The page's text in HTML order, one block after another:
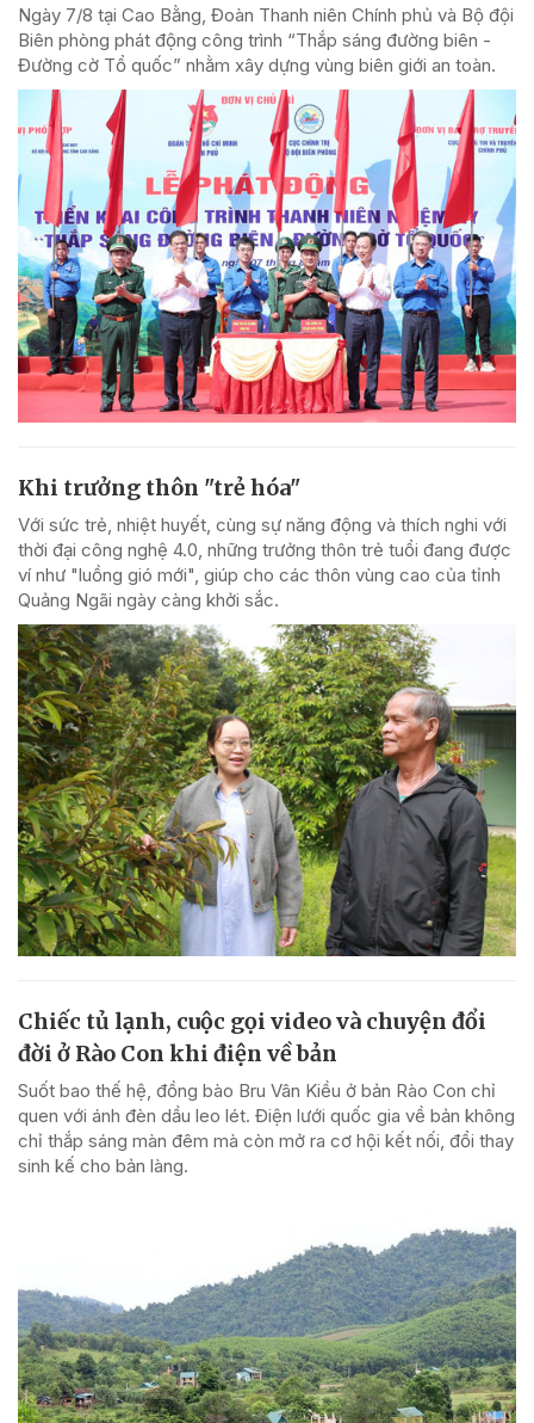
Ngày 7/8 tại Cao Bằng, Đoàn Thanh niên Chính phủ và Bộ đội
Biên phòng phát động công trình “Thắp sáng đường biên -
Đường cờ Tổ quốc” nhằm xây dựng vùng biên giới an toàn.
Khi trưởng thôn "trẻ hóa"
Với sức trẻ, nhiệt huyết, cùng sự năng động và thích nghi với
thời đại công nghệ 4.0, những trưởng thôn trẻ tuổi đang được
ví như "luồng gió mới", giúp cho các thôn vùng cao của tỉnh
Quảng Ngãi ngày càng khởi sắc.
Chiếc tủ lạnh, cuộc gọi video và chuyện đổi
đời ở Rào Con khi điện về bản
Suốt bao thế hệ, đồng bào Bru Vân Kiều ở bản Rào Con chỉ
quen với ánh đèn dầu leo lét. Điện lưới quốc gia về bản không
chỉ thắp sáng màn đêm mà còn mở ra cơ hội kết nối, đổi thay
sinh kế cho bản làng.